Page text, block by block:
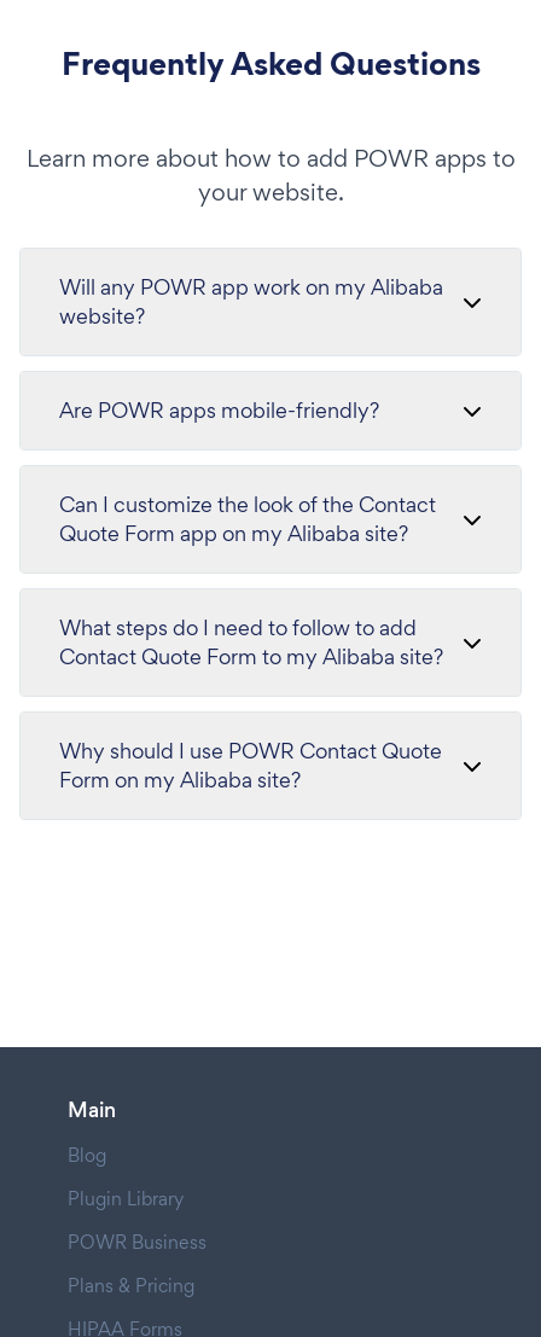
Frequently Asked Questions
Learn more about how to add POWR apps to
your website.
Will any POWR app work on my Alibaba
website?
Are POWR apps mobile-friendly?
Can I customize the look of the Contact
Quote Form app on my Alibaba site?
What steps do I need to follow to add
Contact Quote Form to my Alibaba site?
Why should I use POWR Contact Quote
Form on my Alibaba site?
Main
Blog
Plugin Library
POWR Business
Plans & Pricing
HIPAA Forms